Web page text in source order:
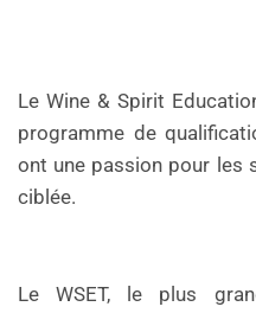
Le Wine & Spirit
programme de
ont une passion pour les
ciblée.
Le WSET, le plus